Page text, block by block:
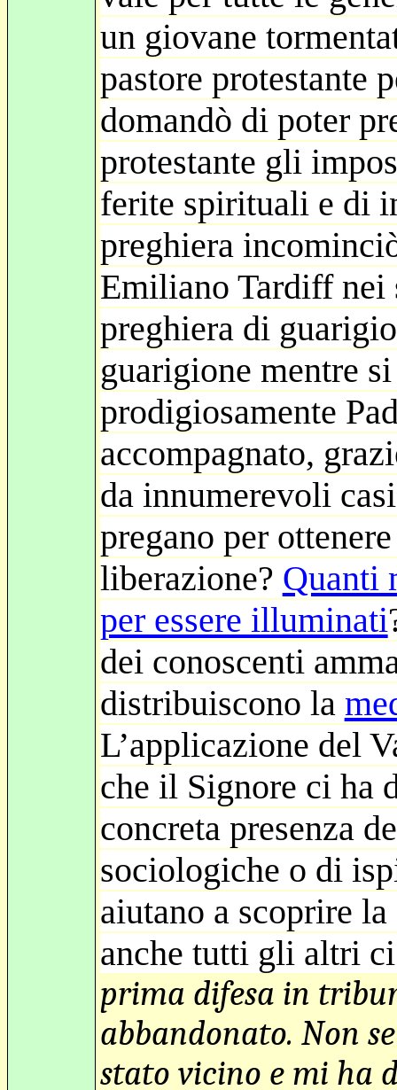
un giovane
pastore protestante
domandò di poter
protestante gli
ferite spirituali e di
preghiera
Emiliano Tardiff nei
preghiera di
guarigione mentre
prodigiosamente
accompagnato,
da innumerevoli
pregano per
liberazione? Quanti
per essere illuminati
dei conoscenti
distribuiscono la
L’applicazione del
che il Signore ci ha
concreta presenza
sociologiche o di
aiutano a scoprire la
anche tutti gli altri ci
prima difesa in
abbandonato. Non
stato vicino e mi ha